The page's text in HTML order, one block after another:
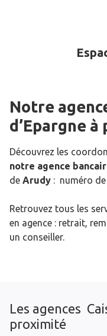
Notre
d’Epargne à
Découvrez les
notre agence
de Arudy : numéro
Retrouvez tous les
en agence : retrait,
un conseiller.
Les agences
proximité